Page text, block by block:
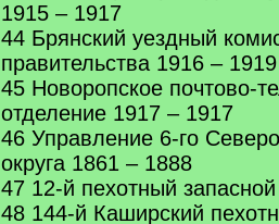
1915 – 1917
44 Брянский уездный
правительства 1916 – 1919
45 Новоропское почтово-
отделение 1917 – 1917
46 Управление 6-го
округа 1861 – 1888
47 12-й пехотный
48 144-й Каширский